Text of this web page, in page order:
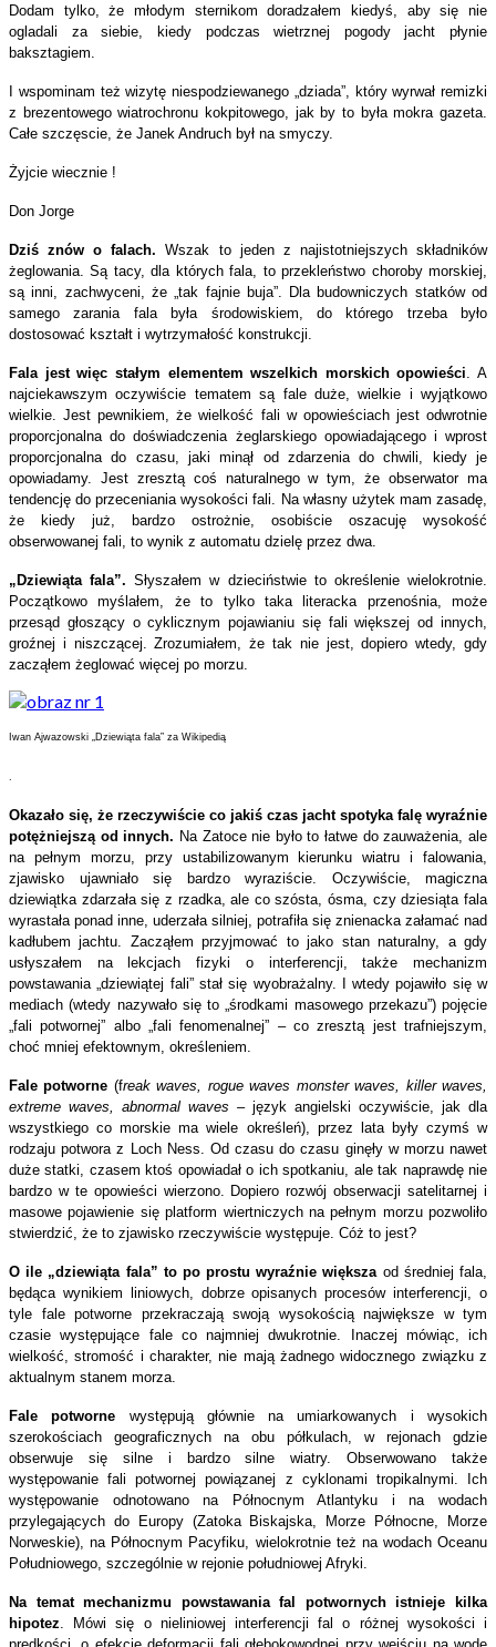
Dodam tylko, że młodym sternikom doradzałem kiedyś, aby się nie
ogladali za siebie, kiedy podczas wietrznej pogody jacht płynie
baksztagiem.
I wspominam też wizytę niespodziewanego „dziada”, który wyrwał remizki
z brezentowego wiatrochronu kokpitowego, jak by to była mokra gazeta.
Całe szczęscie, że Janek Andruch był na smyczy.
Żyjcie wiecznie !
Don Jorge
Dziś znów o falach. Wszak to jeden z najistotniejszych składników
żeglowania. Są tacy, dla których fala, to przekleństwo choroby morskiej,
są inni, zachwyceni, że „tak fajnie buja”. Dla budowniczych statków od
samego zarania fala była środowiskiem, do którego trzeba było
dostosować kształt i wytrzymałość konstrukcji.
Fala jest więc stałym elementem wszelkich morskich opowieści . A
najciekawszym oczywiście tematem są fale duże, wielkie i wyjątkowo
wielkie. Jest pewnikiem, że wielkość fali w opowieściach jest odwrotnie
proporcjonalna do doświadczenia żeglarskiego opowiadającego i wprost
proporcjonalna do czasu, jaki minął od zdarzenia do chwili, kiedy je
opowiadamy. Jest zresztą coś naturalnego w tym, że obserwator ma
tendencję do przeceniania wysokości fali. Na własny użytek mam zasadę,
że kiedy już, bardzo ostrożnie, osobiście oszacuję wysokość
obserwowanej fali, to wynik z automatu dzielę przez dwa.
„Dziewiąta fala”. Słyszałem w dzieciństwie to określenie wielokrotnie.
Początkowo myślałem, że to tylko taka literacka przenośnia, może
przesąd głoszący o cyklicznym pojawianiu się fali większej od innych,
groźnej i niszczącej. Zrozumiałem, że tak nie jest, dopiero wtedy, gdy
zacząłem żeglować więcej po morzu.
Iwan Ajwazowski „Dziewiąta fala” za Wikipedią
Okazało się, że rzeczywiście co jakiś czas jacht spotyka falę wyraźnie
potężniejszą od innych. Na Zatoce nie było to łatwe do zauważenia, ale
na pełnym morzu, przy ustabilizowanym kierunku wiatru i falowania,
zjawisko ujawniało się bardzo wyraziście. Oczywiście, magiczna
dziewiątka zdarzała się z rzadka, ale co szósta, ósma, czy dziesiąta fala
wyrastała ponad inne, uderzała silniej, potrafiła się znienacka załamać nad
kadłubem jachtu. Zacząłem przyjmować to jako stan naturalny, a gdy
usłyszałem na lekcjach fizyki o interferencji, także mechanizm
powstawania „dziewiątej fali” stał się wyobrażalny. I wtedy pojawiło się w
mediach (wtedy nazywało się to „środkami masowego przekazu”) pojęcie
„fali potwornej” albo „fali fenomenalnej” – co zresztą jest trafniejszym,
choć mniej efektownym, określeniem.
Fale potworne (freak waves, rogue waves monster waves, killer waves,
extreme waves, abnormal waves – język angielski oczywiście, jak dla
wszystkiego co morskie ma wiele określeń), przez lata były czymś w
rodzaju potwora z Loch Ness. Od czasu do czasu ginęły w morzu nawet
duże statki, czasem ktoś opowiadał o ich spotkaniu, ale tak naprawdę nie
bardzo w te opowieści wierzono. Dopiero rozwój obserwacji satelitarnej i
masowe pojawienie się platform wiertniczych na pełnym morzu pozwoliło
stwierdzić, że to zjawisko rzeczywiście występuje. Cóż to jest?
O ile „dziewiąta fala” to po prostu wyraźnie większa od średniej fala,
będąca wynikiem liniowych, dobrze opisanych procesów interferencji, o
tyle fale potworne przekraczają swoją wysokością największe w tym
czasie występujące fale co najmniej dwukrotnie. Inaczej mówiąc, ich
wielkość, stromość i charakter, nie mają żadnego widocznego związku z
aktualnym stanem morza.
Fale potworne występują głównie na umiarkowanych i wysokich
szerokościach geograficznych na obu półkulach, w rejonach gdzie
obserwuje się silne i bardzo silne wiatry. Obserwowano także
występowanie fali potwornej powiązanej z cyklonami tropikalnymi. Ich
występowanie odnotowano na Północnym Atlantyku i na wodach
przylegających do Europy (Zatoka Biskajska, Morze Północne, Morze
Norweskie), na Północnym Pacyfiku, wielokrotnie też na wodach Oceanu
Południowego, szczególnie w rejonie południowej Afryki.
Na temat mechanizmu powstawania fal potwornych istnieje kilka
hipotez . Mówi się o nieliniowej interferencji fal o różnej wysokości i